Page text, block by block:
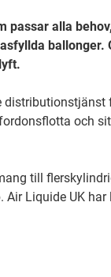
passar alla
ballonger.
distributionstjänst
och
till
Air Liquide UK